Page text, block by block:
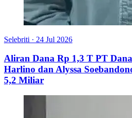
Selebriti · 24 Jul 2026
Aliran Dana Rp 1,3 T PT
Harlino dan Alyssa
5,2 Miliar